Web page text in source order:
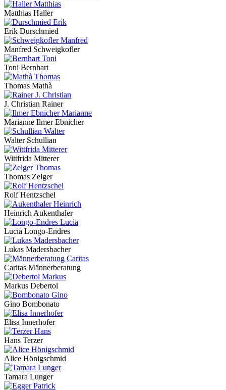
Matthias Haller
Erik Durschmied
Manfred Schweigkofler
Toni Bernhart
Thomas Mathà
J. Christian Rainer
Marianne Ilmer Ebnicher
Walter Schullian
Wittfrida Mitterer
Thomas Zelger
Rolf Hentzschel
Heinrich Aukenthaler
Lucia Longo-Endres
Lukas Madersbacher
Caritas Männerberatung
Markus Debertol
Gino Bombonato
Elisa Innerhofer
Hans Terzer
Alice Hönigschmid
Tamara Lunger